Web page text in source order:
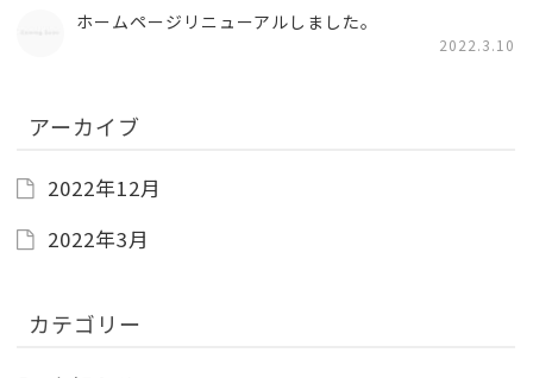
ホームページリニューアルしました。
2022.3.10
アーカイブ
2022年12月
2022年3月
カテゴリー